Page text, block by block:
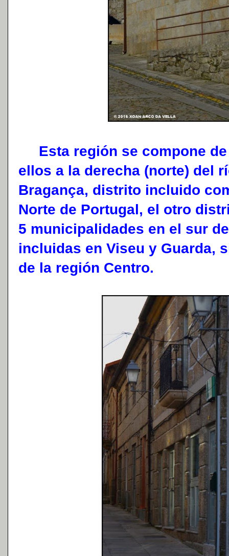
Esta región se compone
ellos a la derecha (norte) del
Bragança, distrito incluido
Norte de Portugal, el otro
5 municipalidades en el sur
incluidas en Viseu y Guarda,
de la región Centro.